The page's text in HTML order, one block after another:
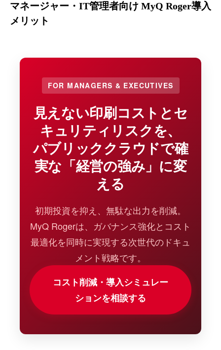
マネージャー・IT管理者向け MyQ Roger導入
メリット
FOR MANAGERS & EXECUTIVES
見えない印刷コストとセ
キュリティリスクを、
パブリッククラウドで確
実な「経営の強み」に変
える
初期投資を抑え、無駄な出力を削減。
MyQ Rogerは、ガバナンス強化とコスト
最適化を同時に実現する次世代のドキュ
メント戦略です。
コスト削減・導入シミュレー
ションを相談する